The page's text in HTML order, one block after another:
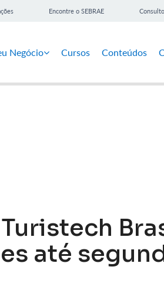
Encontre o SEBRAE
Negócio Cursos Conteúdos
até